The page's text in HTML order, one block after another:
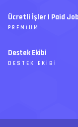
Arşiv
Ajanda
Forum Yönetimi
Forumları Okundu
Ücretli İşler | Paid
PREMIUM
Paketler
Özel tema
Destek Ekibi
DESTEK EKIBI
İ
T